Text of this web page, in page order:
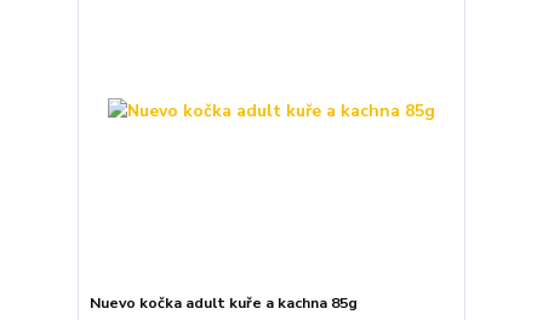
Nuevo kočka adult kuře a kachna 85g